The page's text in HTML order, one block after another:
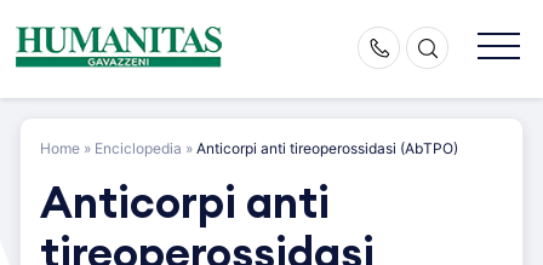
content
Home » Enciclopedia » Anticorpi anti tireoperossidasi (AbTPO)
Anticorpi anti
tireoperossidasi